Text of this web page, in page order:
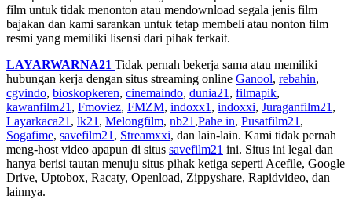
film untuk tidak menonton atau mendownload segala jenis film
bajakan dan kami sarankan untuk tetap membeli atau nonton film
resmi yang memiliki lisensi dari pihak terkait.
LAYARWARNA21 Tidak pernah bekerja sama atau memiliki
hubungan kerja dengan situs streaming online Ganool, rebahin,
cgvindo, bioskopkeren, cinemaindo, dunia21 , filmapik,
kawanfilm21 , Fmoviez, FMZM, indoxx1 , indoxxi, Juraganfilm21 ,
Layarkaca21 , lk21 , Melongfilm, nb21 ,Pahe in, Pusatfilm21 ,
Sogafime, savefilm21 , Streamxxi, dan lain-lain. Kami tidak pernah
meng-host video apapun di situs savefilm21 ini. Situs ini legal dan
hanya berisi tautan menuju situs pihak ketiga seperti Acefile, Google
Drive, Uptobox, Racaty, Openload, Zippyshare, Rapidvideo, dan
lainnya.